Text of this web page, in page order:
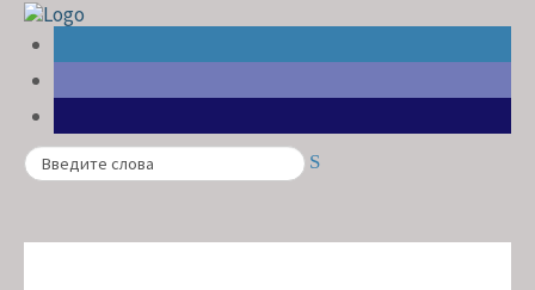
Search